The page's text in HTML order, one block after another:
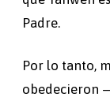
Padre.
Por lo tanto,
obedecieron